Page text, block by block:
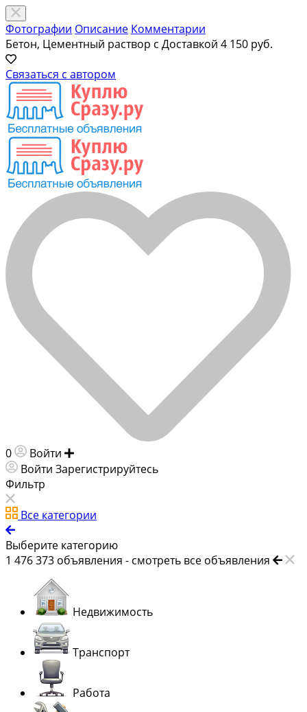
Фотографии Описание Комментарии
Бетон, Цементный раствор с Доставкой 4 150 руб.
Связаться с автором
0 Войти
Войти Зарегистрируйтесь
Фильтр
Все категории
Выберите категорию
1 476 373 объявления - смотреть все объявления
Недвижимость
Транспорт
Работа